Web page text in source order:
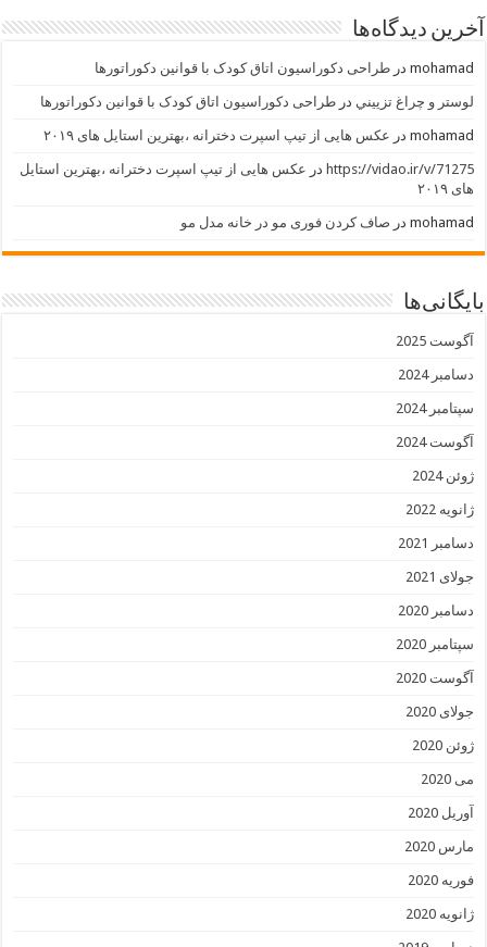
آخرین دیدگاه‌ها
mohamad درطراحی دکوراسیون اتاق کودک با قوانین دکوراتورها
لوستر و چراغ تزييني درطراحی دکوراسیون اتاق کودک با قوانین دکوراتورها
mohamad در عکس هایی از تیپ اسپرت دخترانه ،بهترین استایل های ۲۰۱۹
https://vidao.ir/v/71275 در عکس هایی از تیپ اسپرت دخترانه ،بهترین استایل
های ۲۰۱۹
mohamad در صاف کردن فوری مو در خانه مدل مو
بایگانی‌ها
آگوست 2025
دسامبر 2024
سپتامبر 2024
آگوست 2024
ژوئن 2024
ژانویه 2022
دسامبر 2021
جولای 2021
دسامبر 2020
سپتامبر 2020
آگوست 2020
جولای 2020
ژوئن 2020
می 2020
آوریل 2020
مارس 2020
فوریه 2020
ژانویه 2020